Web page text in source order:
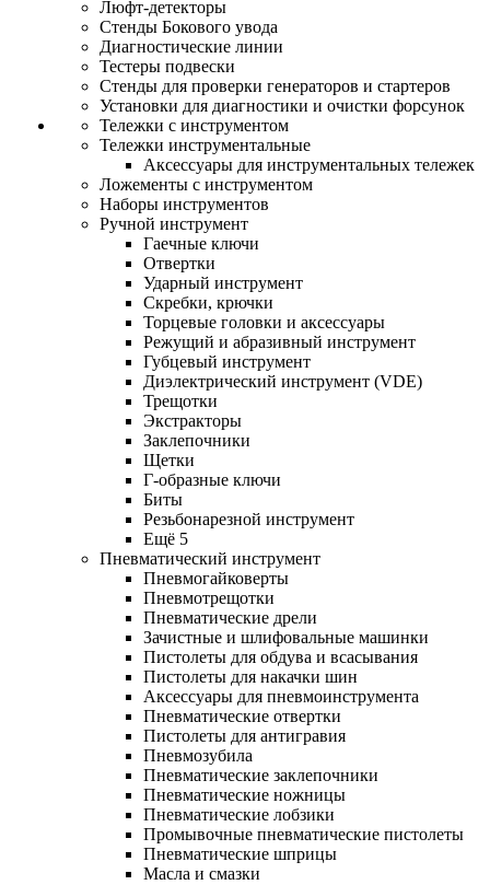
Люфт-детекторы
Стенды Бокового увода
Диагностические линии
Тестеры подвески
Стенды для проверки генераторов и стартеров
Установки для диагностики и очистки форсунок
Тележки с инструментом
Тележки инструментальные
Аксессуары для инструментальных тележек
Ложементы с инструментом
Наборы инструментов
Ручной инструмент
Гаечные ключи
Отвертки
Ударный инструмент
Скребки, крючки
Торцевые головки и аксессуары
Режущий и абразивный инструмент
Губцевый инструмент
Диэлектрический инструмент (VDE)
Трещотки
Экстракторы
Заклепочники
Щетки
Г-образные ключи
Биты
Резьбонарезной инструмент
Ещё 5
Пневматический инструмент
Пневмогайковерты
Пневмотрещотки
Пневматические дрели
Зачистные и шлифовальные машинки
Пистолеты для обдува и всасывания
Пистолеты для накачки шин
Аксессуары для пневмоинструмента
Пневматические отвертки
Пистолеты для антигравия
Пневмозубила
Пневматические заклепочники
Пневматические ножницы
Пневматические лобзики
Промывочные пневматические пистолеты
Пневматические шприцы
Масла и смазки